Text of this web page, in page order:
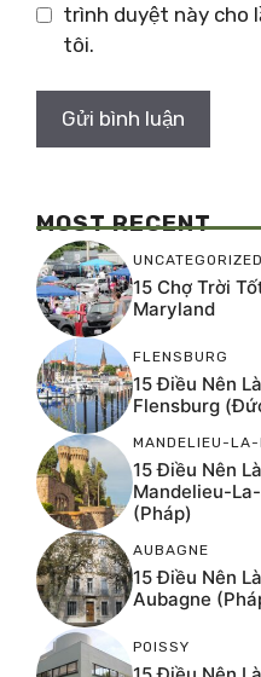
trình duyệt này cho
tôi.
MOST RECENT
UNCATEGORIZED
15 Chợ Trời
Maryland
FLENSBURG
15 Điều Nên
Flensburg
MANDELIEU-LA-
15 Điều Nên
Mandelieu-
(Pháp)
AUBAGNE
15 Điều Nên
Aubagne
POISSY